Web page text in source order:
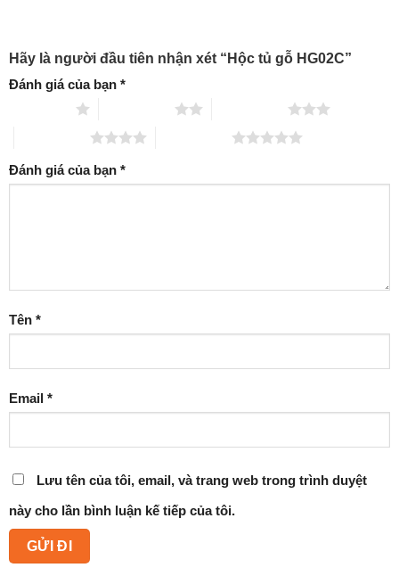
Hãy là người đầu tiên nhận xét “Hộc tủ gỗ HG02C”
Đánh giá của bạn *
Đánh giá của bạn *
Tên *
Email *
Lưu tên của tôi, email, và trang web trong trình duyệt
này cho lần bình luận kế tiếp của tôi.